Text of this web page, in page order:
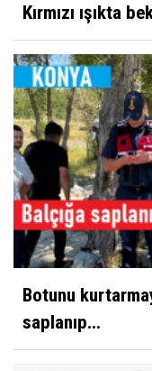
Kırmızı ışıkta
Botunu
saplanıp...